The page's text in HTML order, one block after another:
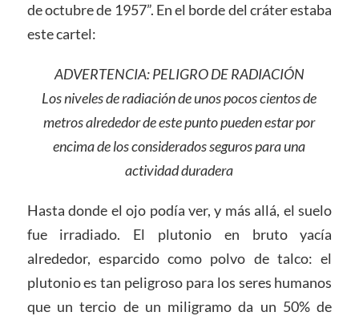
de octubre de 1957”. En el borde del cráter estaba
este cartel:
ADVERTENCIA: PELIGRO DE RADIACIÓN
Los niveles de radiación de unos pocos cientos de
metros alrededor de este punto pueden estar por
encima de los considerados seguros para una
actividad duradera
Hasta donde el ojo podía ver, y más allá, el suelo
fue irradiado. El plutonio en bruto yacía
alrededor, esparcido como polvo de talco: el
plutonio es tan peligroso para los seres humanos
que un tercio de un miligramo da un 50% de